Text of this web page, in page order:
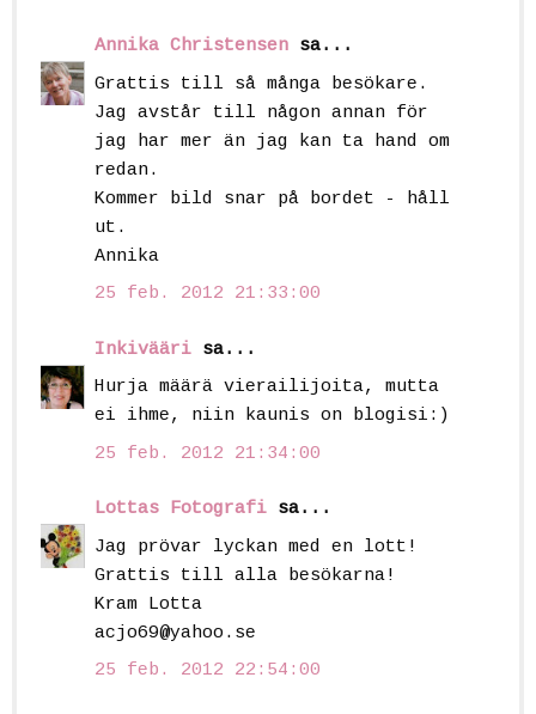
Annika Christensen sa...
Grattis till så många besökare.
Jag avstår till någon annan för
jag har mer än jag kan ta hand om
redan.
Kommer bild snar på bordet - håll
ut.
Annika
25 feb. 2012 21:33:00
Inkivääri sa...
Hurja määrä vierailijoita, mutta
ei ihme, niin kaunis on blogisi:)
25 feb. 2012 21:34:00
Lottas Fotografi sa...
Jag prövar lyckan med en lott!
Grattis till alla besökarna!
Kram Lotta
acjo69@yahoo.se
25 feb. 2012 22:54:00